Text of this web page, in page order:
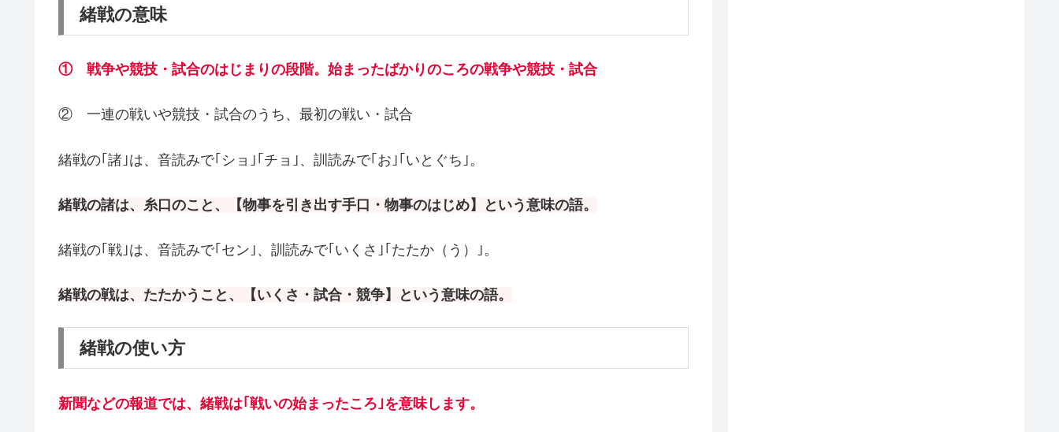
緒戦の意味
① 戦争や競技・試合のはじまりの段階。始まったばかりのころの戦争や競技・試合
② 一連の戦いや競技・試合のうち、最初の戦い・試合
緒戦の｢諸｣は、音読みで｢ショ｣｢チョ｣、訓読みで｢お｣｢いとぐち｣。
緒戦の諸は、糸口のこと、【物事を引き出す手口・物事のはじめ】という意味の語。
緒戦の｢戦｣は、音読みで｢セン｣、訓読みで｢いくさ｣｢たたか（う）｣。
緒戦の戦は、たたかうこと、【いくさ・試合・競争】という意味の語。
緒戦の使い方
新聞などの報道では、緒戦は｢戦いの始まったころ｣を意味します。